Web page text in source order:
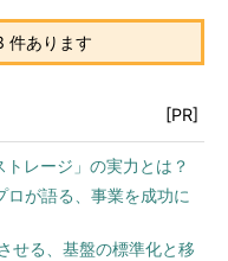
件あります
[PR]
レージ」の実力とは？
ロが語る、事業を成功に
せる、基盤の標準化と移